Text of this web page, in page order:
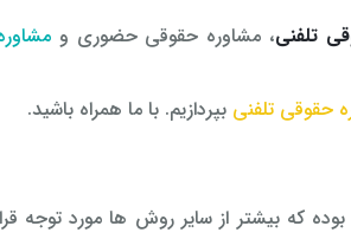
تلفنی، مشاوره حقوقی حضوری و
حقوقی تلفنی بپردازیم. با ما همراه باشید.
که بیشتر از سایر روش ها مورد توجه